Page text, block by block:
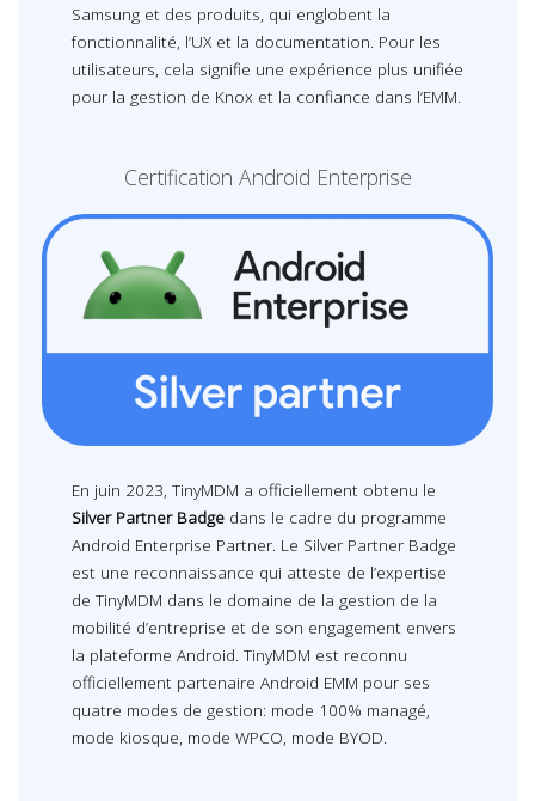
Samsung et des produits, qui englobent la
fonctionnalité, l’UX et la documentation. Pour les
utilisateurs, cela signifie une expérience plus unifiée
pour la gestion de Knox et la confiance dans l’EMM.
Certification Android Enterprise
En juin 2023, TinyMDM a officiellement obtenu le
Silver Partner Badgedans le cadre du programme
Android Enterprise Partner. Le Silver Partner Badge
est une reconnaissance qui atteste de l’expertise
de TinyMDM dans le domaine de la gestion de la
mobilité d’entreprise et de son engagement envers
la plateforme Android. TinyMDM est reconnu
officiellement partenaire Android EMM pour ses
quatre modes de gestion: mode 100% managé,
mode kiosque, mode WPCO, mode BYOD.